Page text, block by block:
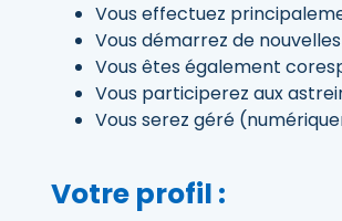
Vous effectuez
Vous démarrez de
Vous êtes également
Vous participerez aux
Vous serez géré
Votre profil :